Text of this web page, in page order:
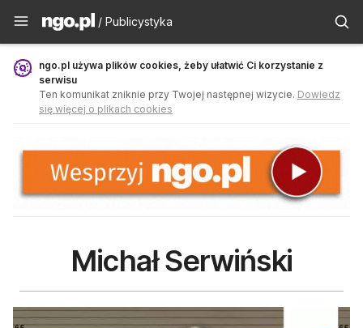
Publicystyka - ngo.pl
/ Publicystyka
ngo.pl używa plików cookies, żeby ułatwić Ci korzystanie z
serwisu
Ten komunikat zniknie przy Twojej następnej wizycie. Dowiedz
się więcej o plikach cookies
Michał Serwiński